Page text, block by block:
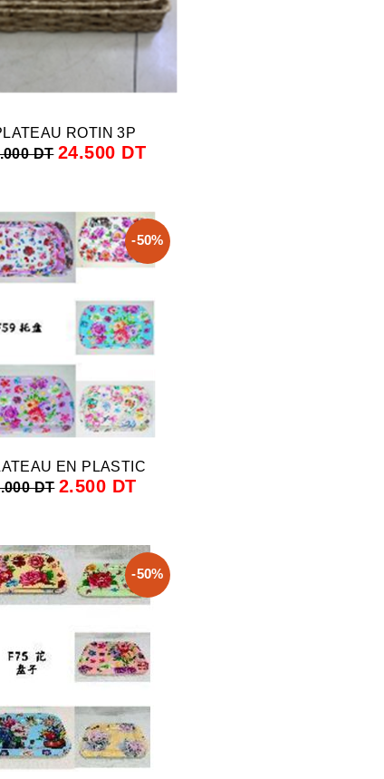
ROTIN 3P
DT 24.500 DT
-50%
EN PLASTIC
DT 2.500 DT
-50%